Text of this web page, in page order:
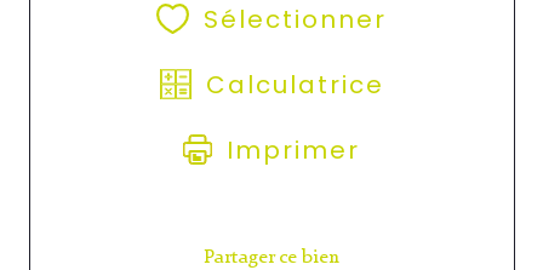
Sélectionner
Calculatrice
Imprimer
Partager ce bien